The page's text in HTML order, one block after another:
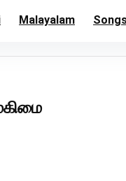
Malayalam